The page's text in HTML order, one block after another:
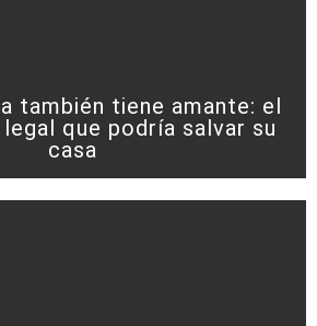
también tiene amante: el
legal que podría salvar su
casa